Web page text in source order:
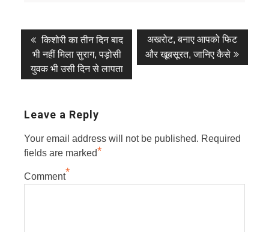
Post
navigation
Previous
post:
किशोरी का तीन दिन बाद
भी नहीं मिला सुराग, पड़ोसी
युवक भी उसी दिन से लापता
Next
post:
अखरोट, बनाए आपको फिट
और खूबसूरत, जानिए कैसे
Leave a Reply
Your email address will not be published. Required
fields are marked*
Comment*